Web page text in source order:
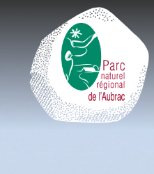
Cookies management